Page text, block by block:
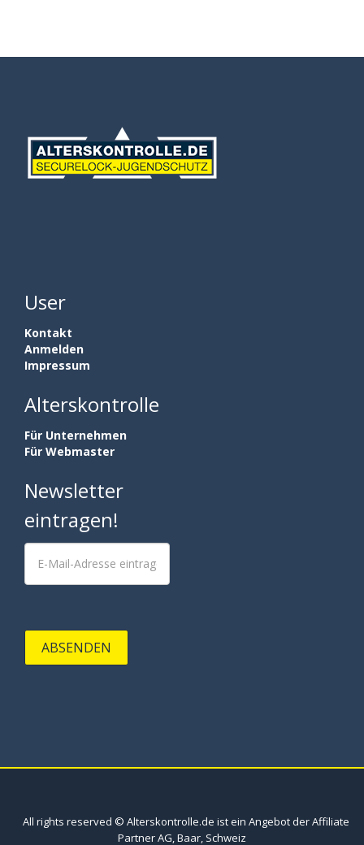
User
Kontakt
Anmelden
Impressum
Alterskontrolle
Für Unternehmen
Für Webmaster
Newsletter
eintragen!
ABSENDEN
All rights reserved © Alterskontrolle.de ist ein Angebot der Affiliate
Partner AG, Baar, Schweiz